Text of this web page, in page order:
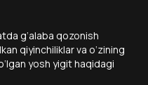
g‘alaba qozonish
qiyinchiliklar va o‘zining
yosh yigit haqidagi